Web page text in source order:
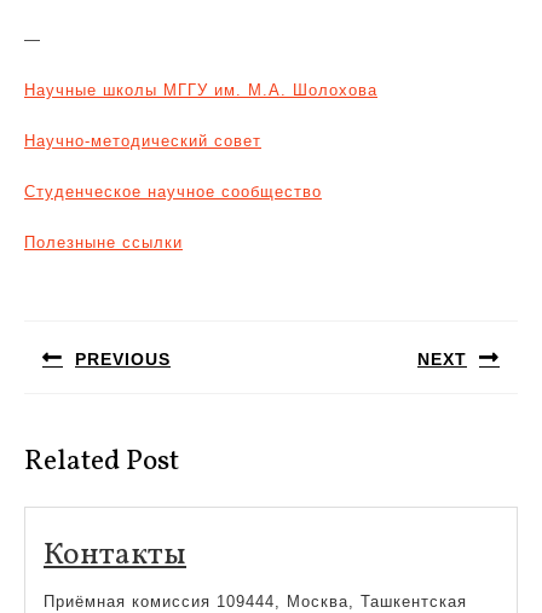
—
Научные школы МГГУ им. М.А. Шолохова
Научно-методический совет
Студенческое научное сообщество
Полезныне ссылки
записям
PREVIOUS NEXT
Related Post
КонтактыКонтакты
Приёмная комиссия 109444, Москва, Ташкентская